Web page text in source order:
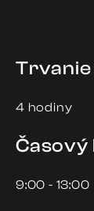
Trvanie
4 hodiny
9:00 - 13:00